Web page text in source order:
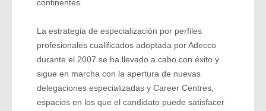
continentes.
La estrategia de especialización por perfiles
profesionales cualificados adoptada por Adecco
durante el 2007 se ha llevado a cabo con éxito y
sigue en marcha con la apertura de nuevas
delegaciones especializadas y Career Centres,
espacios en los que el candidato puede satisfacer